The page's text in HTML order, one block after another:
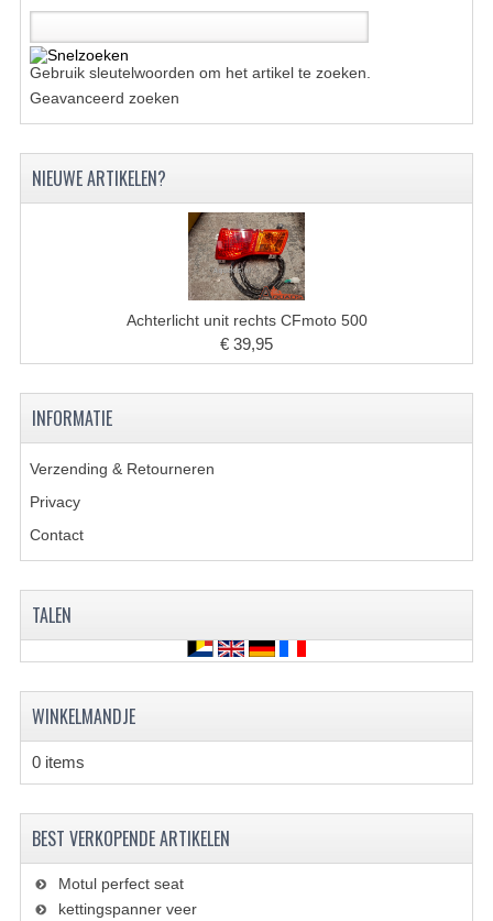
GEREEDSCHAP
KABELS
KOEL SYSTEEM
MOTOR
REM SYSTEEM
SCHOKBREKERS
STUUR INRICHTING
UITLAAT SYSTEEM
SYM 200/250CC
12 INCH VELGEN
Gebruik sleutelwoorden om het artikel te zoeken.
Geavanceerd zoeken
NIEUWE ARTIKELEN?
Achterlicht unit rechts CFmoto 500
€ 39,95
INFORMATIE
Verzending & Retourneren
Privacy
Contact
TALEN
WINKELMANDJE
0 items
BEST VERKOPENDE ARTIKELEN
Motul perfect seat
kettingspanner veer